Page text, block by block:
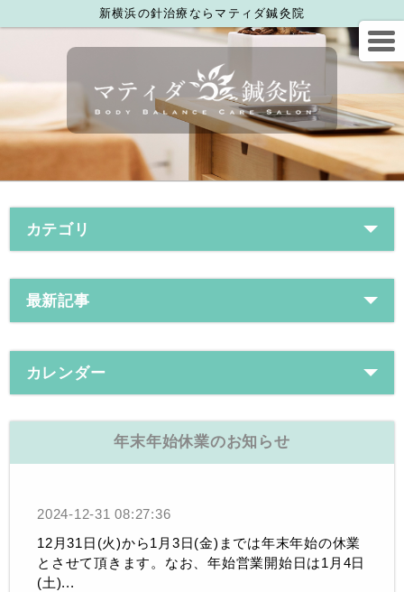
新横浜の針治療ならマティダ鍼灸院
カテゴリ
最新記事
カレンダー
年末年始休業のお知らせ
2024-12-31 08:27:36
12月31日(火)から1月3日(金)までは年末年始の休業
とさせて頂きます。なお、年始営業開始日は1月4日
(土)...